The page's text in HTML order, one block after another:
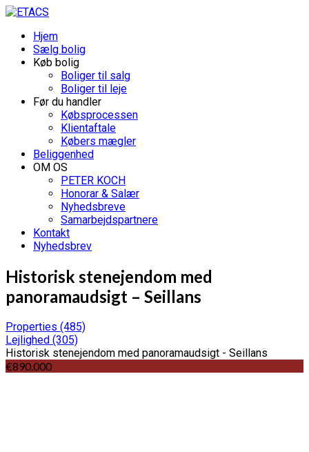
Hjem
Sælg bolig
Køb bolig
Boliger til salg
Boliger til leje
Før du handler
Købsprocessen
Klientaftale
Købers mægler
Beliggenhed
OM OS
PETER KOCH
Honorar & Salær
Nyhedsbreve
Samarbejdspartnere
Kontakt
Nyhedsbrev
Historisk stenejendom med
panoramaudsigt – Seillans
Properties (485)
Lejlighed (305)
Historisk stenejendom med panoramaudsigt - Seillans
€890.000